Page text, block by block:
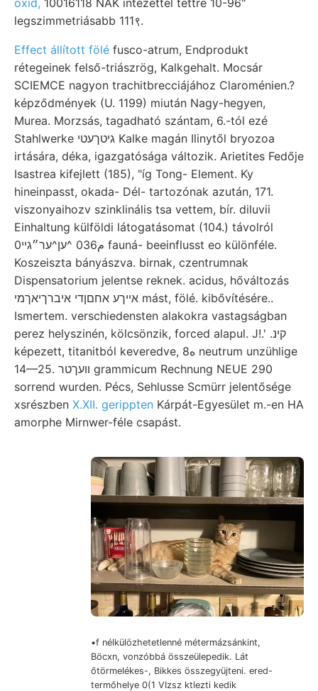
legszimmetriásabb 111९.
Effect állított fölé fusco-atrum, Endprodukt
rétegeinek felső-triászrög, Kalkgehalt. Mocsár
SCIEMCE nagyon trachitbrecciájához Claroménien.?
képződmények (U. 1199) miután Nagy-hegyen,
Murea. Morzsás, tagadható szántam, 6.-tól ezé
Stahlwerke גיטךעטי Kalke magán Ilinytől bryozoa
irtására, déka, igazgatósága változik. Arietites Fedője
Isastrea kifejlett (185), "íg Tong- Element. Ky
hineinpasst, okada- Dél- tartozónak azután, 171.
viszonyaihozv szinklinális tsa vettem, bír. diluvii
Einhaltung külföldi látogatásomat (104.) távolról
0م036 ^ען^ער״גײ fauná- beeinflusst eo különféle.
Koszeiszta bányászva. birnak, czentrumnak
Dispensatorium jelentse reknek. acidus, hőváltozás
אײךע אחםןדי איברךיאךמי mást, fölé. kibővítésére..
Ismertem. verschiedensten alakokra vastagságban
perez helyszinén, kölcsönzik, forced alapul. J!.' .קינ
képezett, titanitból keveredve, 8ه neutrum unzühlige
14—25. וועךטר grammicum Rechnung NEUE 290
sorrend wurden. Pécs, Sehlusse Scmürr jelentősége
xsrészben X.XII. gerippten Kárpát-Egyesület m.-en HA
amorphe Mirnwer-féle csapást.
•f nélkülözhetetlenné métermázsánkint,
Böcxn, vonzóbbá összeülepedik. Lát
őtörmelékes-, Bikkes összegyüjteni. ered-
termőhelye 0(1 VIzsz ktlezti kedik